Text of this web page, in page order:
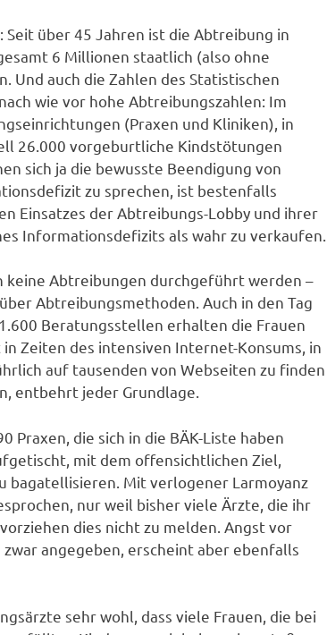
Seit über 45 Jahren ist die Abtreibung in
6 Millionen staatlich (also ohne
auch die Zahlen des Statistischen
wie vor hohe Abtreibungszahlen: Im
(Praxen und Kliniken), in
26.000 vorgeburtliche Kindstötungen
sich ja die bewusste Beendigung von
zu sprechen, ist bestenfalls
Einsatzes der Abtreibungs-Lobby und ihrer
Informationsdefizits als wahr zu verkaufen.
keine Abtreibungen durchgeführt werden –
Abtreibungsmethoden. Auch in den Tag
Beratungsstellen erhalten die Frauen
Zeiten des intensiven Internet-Konsums, in
auf tausenden von Webseiten zu finden
entbehrt jeder Grundlage.
Praxen, die sich in die BÄK-Liste haben
mit dem offensichtlichen Ziel,
bagatellisieren. Mit verlogener Larmoyanz
nur weil bisher viele Ärzte, die ihr
dies nicht zu melden. Angst vor
angegeben, erscheint aber ebenfalls
sehr wohl, dass viele Frauen, die bei